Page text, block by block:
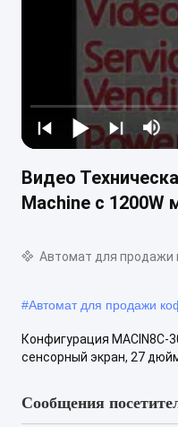
Видео
Machine с
Автомат для продажи
#Автомат для продажи
Конфигурация
сенсорный экран, 27
Сообщения